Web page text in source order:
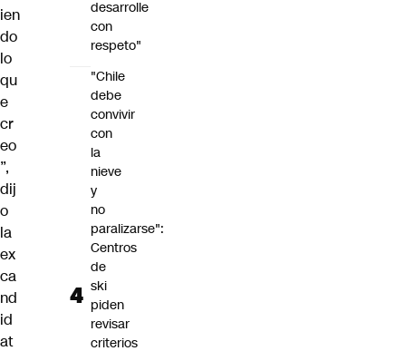
ien
do
lo
qu
e
cr
eo
”,
dij
o
la
ex
ca
nd
id
at
desarrolle
con
respeto"
"Chile
debe
convivir
con
la
nieve
y
no
paralizarse":
Centros
de
ski
piden
revisar
criterios